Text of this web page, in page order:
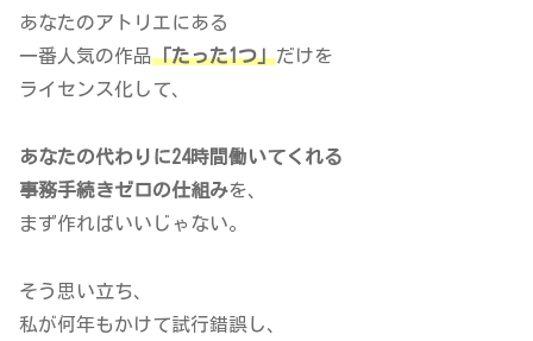
あなたのアトリエにある
一番人気の作品「たった1つ」だけを
ライセンス化して、
あなたの代わりに24時間働いてくれる
事務手続きゼロの仕組みを、
まず作ればいいじゃない。
そう思い立ち、
私が何年もかけて試行錯誤し、